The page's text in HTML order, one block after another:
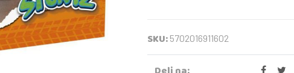
SKU: 5702016911602